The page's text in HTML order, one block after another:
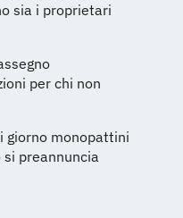
sia i proprietari
per chi non
giorno monopattini
preannuncia